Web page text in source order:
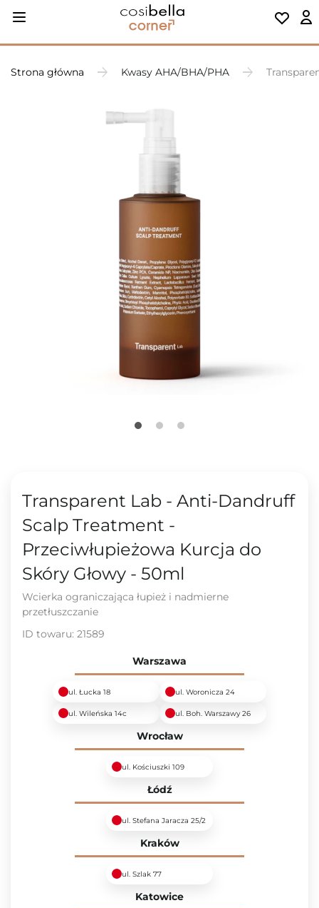
Strona główna Kwasy AHA/BHA/PHA
Transparent Lab - Anti-Dandruff
Scalp Treatment -
Przeciwłupieżowa Kurcja do
Skóry Głowy - 50ml
Wcierka ograniczająca łupież i nadmierne
przetłuszczanie
ID towaru: 21589
Warszawa
ul. Łucka 18 ul. Woronicza 24
ul. Wileńska 14c ul. Boh. Warszawy 26
Wrocław
ul. Kościuszki 109
Łódź
ul. Stefana Jaracza 25/2
Kraków
ul. Szlak 77
Katowice